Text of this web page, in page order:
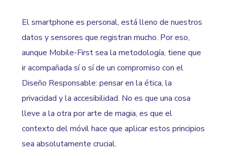
El smartphone es personal, está lleno de nuestros
datos y sensores que registran mucho. Por eso,
aunque Mobile-First sea la metodología, tiene que
ir acompañada sí o sí de un compromiso con el
Diseño Responsable: pensar en la ética, la
privacidad y la accesibilidad. No es que una cosa
lleve a la otra por arte de magia, es que el
contexto del móvil hace que aplicar estos principios
sea absolutamente crucial.